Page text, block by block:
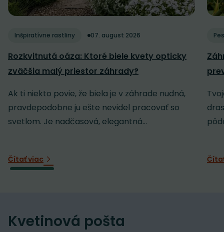
Inšpiratívne rastliny 07. august 2026
Rozkvitnutá oáza: Ktoré biele kvety opticky
zväčšia malý priestor záhrady?
Ak ti niekto povie, že biela je v záhrade nudná,
pravdepodobne ju ešte nevidel pracovať so
svetlom. Je nadčasová, elegantná...
Čítať viac
Kvetinová pošta